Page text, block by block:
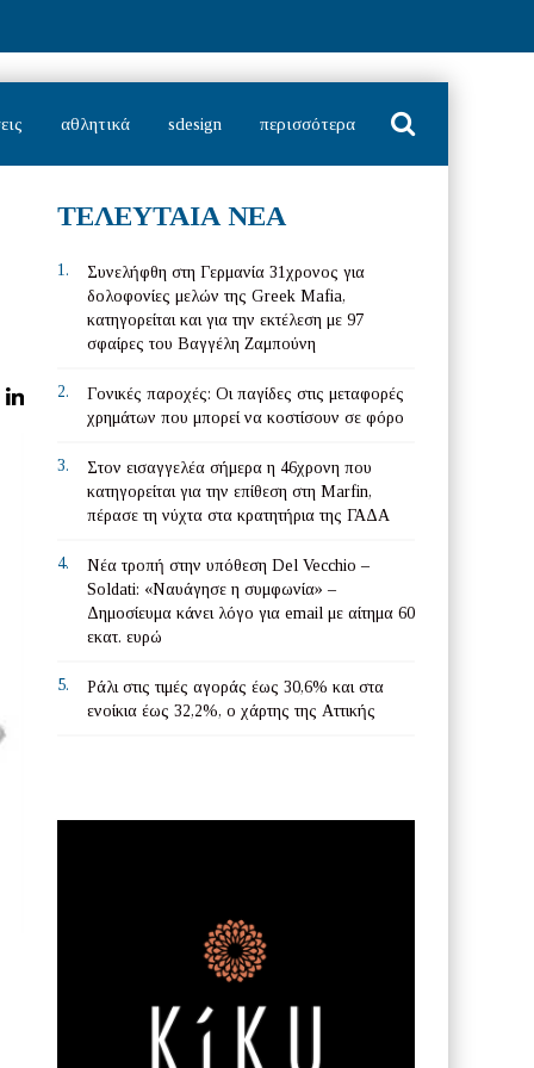
αθλητικά sdesign περισσότερα
ΤΕΛΕΥΤΑΙΑ ΝΕΑ
1.
Συνελήφθη στη Γερμανία 31χρονος για
δολοφονίες μελών της Greek Mafia,
κατηγορείται και για την εκτέλεση με 97
σφαίρες του Βαγγέλη Ζαμπούνη
2.
Γονικές παροχές: Οι παγίδες στις μεταφορές
χρημάτων που μπορεί να κοστίσουν σε φόρο
3.
Στον εισαγγελέα σήμερα η 46χρονη που
κατηγορείται για την επίθεση στη Marfin,
πέρασε τη νύχτα στα κρατητήρια της ΓΑΔΑ
4.
Νέα τροπή στην υπόθεση Del Vecchio –
Soldati: «Ναυάγησε η συμφωνία» –
Δημοσίευμα κάνει λόγο για email με αίτημα 60
εκατ. ευρώ
5.
Ράλι στις τιμές αγοράς έως 30,6% και στα
ενοίκια έως 32,2%, ο χάρτης της Αττικής